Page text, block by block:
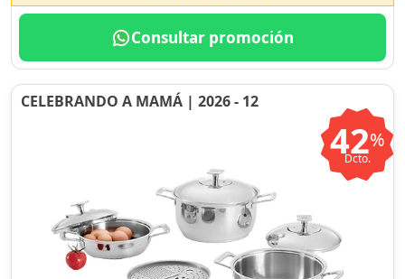
Consultar promoción
CELEBRANDO A MAMÁ | 2026 - 12
42%
Dcto.